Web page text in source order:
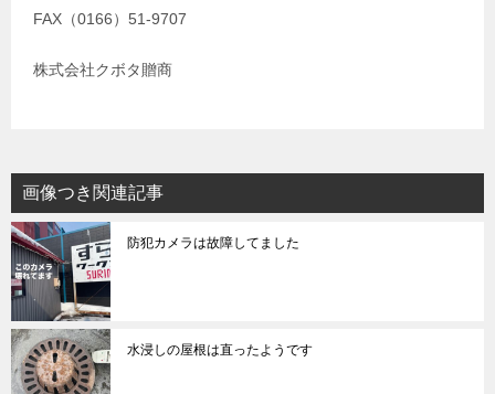
FAX（0166）51-9707
株式会社クボタ贈商
画像つき関連記事
防犯カメラは故障してました
水浸しの屋根は直ったようです